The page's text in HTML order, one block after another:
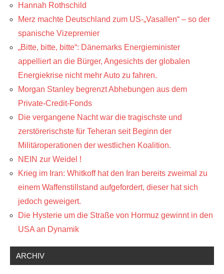
Hannah Rothschild
Merz machte Deutschland zum US-„Vasallen“ – so der
spanische Vizepremier
„Bitte, bitte, bitte“: Dänemarks Energieminister
appelliert an die Bürger, Angesichts der globalen
Energiekrise nicht mehr Auto zu fahren.
Morgan Stanley begrenzt Abhebungen aus dem
Private-Credit-Fonds
Die vergangene Nacht war die tragischste und
zerstörerischste für Teheran seit Beginn der
Militäroperationen der westlichen Koalition.
NEIN zur Weidel !
Krieg im Iran: Whitkoff hat den Iran bereits zweimal zu
einem Waffenstillstand aufgefordert, dieser hat sich
jedoch geweigert.
Die Hysterie um die Straße von Hormuz gewinnt in den
USA an Dynamik
ARCHIV